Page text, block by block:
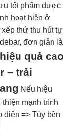
tốtphẩm được
hoạthiện ở
xếp thứ thu húttự
đơn giản là
hiệu quả cao
– trải
Nếu hiệu
thiện mạnh trình
diện => Tùy bền